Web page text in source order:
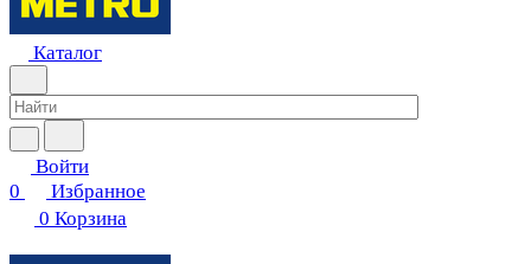
Каталог
Войти
0
Избранное
0 Корзина